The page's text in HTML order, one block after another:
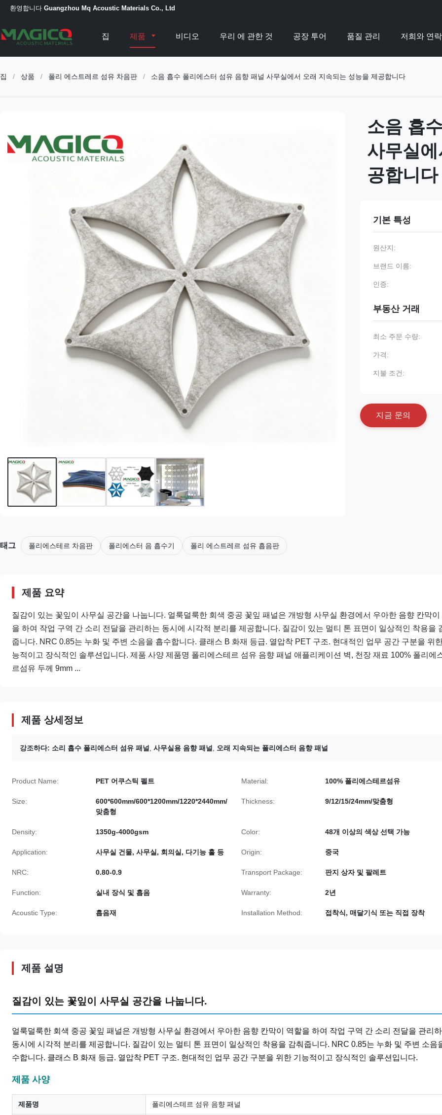
환영합니다 Guangzhou Mq Acoustic Materials Co., Ltd
집 제품 비디오 우리 에 관한 것 공장 투어 품질 관리 저희와 연락
집 / 상품 / 폴리 에스트레르 섬유 차음판 / 소음 흡수 폴리에스터 섬유 음향 패널 사무실에서 오래 지속되는 성능을 제공합니다
소음 흡
사무실
공합니다
기본 특성
원산지:
브랜드 이름:
인증:
부동산 거래
최소 주문 수량:
가격:
지불 조건:
지 금 문의
태그 폴리에스테르 차음판 폴리에스터 음 흡수기 폴리 에스트레르 섬유 흡음판
제품 요약
질감이 있는 꽃잎이 사무실 공간을 나눕니다. 얼룩덜룩한 회색 중공 꽃잎 패널은 개방형 사무실 환경에서 우아한 음향 칸막이
을 하여 작업 구역 간 소리 전달을 관리하는 동시에 시각적 분리를 제공합니다. 질감이 있는 멀티 톤 표면이 일상적인 착용을
줍니다. NRC 0.85는 누화 및 주변 소음을 흡수합니다. 클래스 B 화재 등급. 열압착 PET 구조. 현대적인 업무 공간 구분을 위
능적이고 장식적인 솔루션입니다. 제품 사양 제품명 폴리에스테르 섬유 음향 패널 애플리케이션 벽, 천장 재료 100% 폴리에
르섬유 두께 9mm ...
제품 상세정보
강조하다: 소리 흡수 폴리에스터 섬유 패널 사무실용 음향 패널 오래 지속되는 폴리에스터 음향 패널
Product Name: PET 어쿠스틱 펠트 Material: 100% 폴리에스테르섬유
Size:
600*600mm/600*1200mm/1220*2440mm/
맞춤형
Thickness: 9/12/15/24mm/맞춤형
Density: 1350g-4000gsm Color: 48개 이상의 색상 선택 가능
Application: 사무실 건물, 사무실, 회의실, 다기능 홀 등 Origin: 중국
NRC: 0.80-0.9 Transport Package: 판지 상자 및 팔레트
Function: 실내 장식 및 흡음 Warranty: 2년
Acoustic Type: 흡음재 Installation Method: 접착식, 매달기식 또는 직접 장착
제품 설명
질감이 있는 꽃잎이 사무실 공간을 나눕니다.
얼룩덜룩한 회색 중공 꽃잎 패널은 개방형 사무실 환경에서 우아한 음향 칸막이 역할을 하여 작업 구역 간 소리 전달을 관리
동시에 시각적 분리를 제공합니다. 질감이 있는 멀티 톤 표면이 일상적인 착용을 감춰줍니다. NRC 0.85는 누화 및 주변 소음
수합니다. 클래스 B 화재 등급. 열압착 PET 구조. 현대적인 업무 공간 구분을 위한 기능적이고 장식적인 솔루션입니다.
제품 사양
제품명 폴리에스테르 섬유 음향 패널